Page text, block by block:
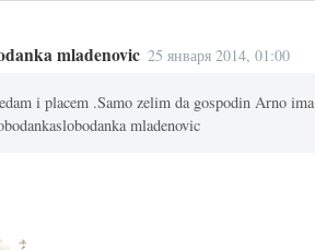
mladenovic 25 января 2014, 01:00
i placem .Samo zelim da gospodin Arno
mladenovic